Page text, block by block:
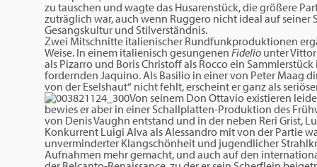
zu tauschen und wagte das Husarenstück, die größere
zuträglich war, auch wenn Ruggero nicht ideal auf
Gesangskultur und Stilverständnis.
Zwei Mitschnitte italienischer Rundfunkproduktionen
Weise. In einem italienisch gesungenen Fidelio unter
als Pizarro und Boris Christoff als Rocco ein
fordernden Jaquino. Als Basilio in einer von Peter Maag
von der Eselshaut“ nicht fehlt, erscheint er ganz als
Von seinem Don Ottavio existieren
bewies er aber in einer Schallplatten-Produktion des
von Denis Vaughn entstand und in der neben Reri Grist,
Konkurrent Luigi Alva als Alessandro mit von der Partie
unverminderter Klangschönheit und jugendlicher
Aufnahmen mehr gemacht, und auch auf den